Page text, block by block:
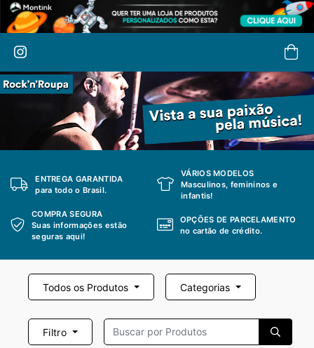
ENTREGA GARANTIDA
para todo o Brasil.
VÁRIOS MODELOS
Masculinos, femininos e
infantis!
COMPRA SEGURA
Suas informações estão
seguras aqui!
OPÇÕES DE PARCELAMENTO
no cartão de crédito.
Todos os Produtos Categorias
Filtro